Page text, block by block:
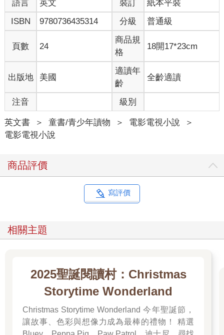
語言 英文 裝訂
紙本平裝
ISBN
9780736435314 分級 普通級
頁數 24
商品規
格
18開17*23cm
出版地 美國
適讀年
齡
全齡適讀
注音 級別
英文書 ＞ 童書/青少年讀物 ＞ 電影電視小說
＞
電影電視小說
商品評價
寫評價
相關主題
2025聖誕閱讀村：Christmas
Storytime Wonderland
Christmas Storytime Wonderland 今年聖誕節，
讓故事、色彩與想像力成為最棒的禮物！ 精選